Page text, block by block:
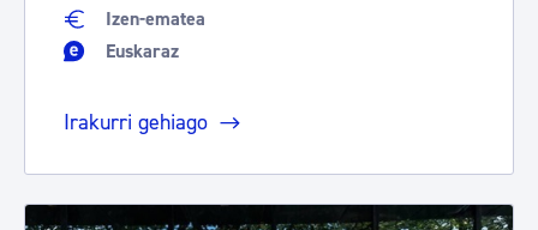
Izen-ematea
Euskaraz
Irakurri gehiago